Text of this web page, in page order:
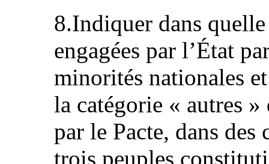
8.Indiquer dans
engagées par l’État
minorités nationales
la catégorie « autres
par le Pacte, dans
trois peuples